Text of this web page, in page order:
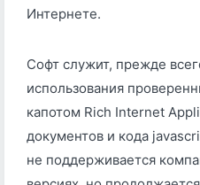
Интернете.
Софт служит, прежде
использования
капотом Rich Internet
документов и кода
не поддерживается